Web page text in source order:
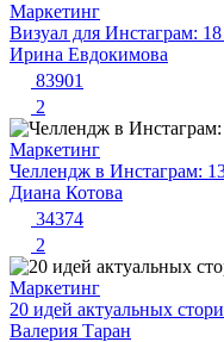
Маркетинг
Визуал для Инстаграм:
Ирина Евдокимова
83901
2
Маркетинг
Челлендж в Инстаграм:
Диана Котова
34374
2
Маркетинг
20 идей актуальных
Валерия Таран